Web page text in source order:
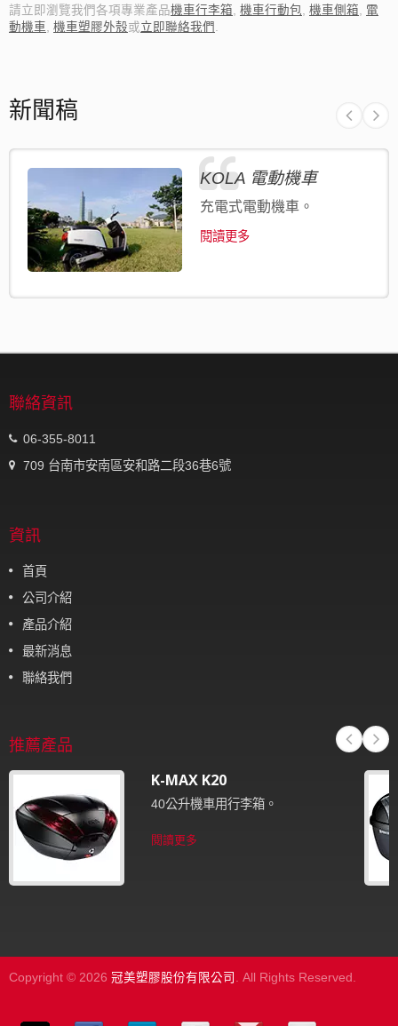
請立即瀏覽我們各項專業產品機車行李箱, 機車行動包, 機車側箱, 電
動機車, 機車塑膠外殼或立即聯絡我們 .
新聞稿
KOLA 電動機車
充電式電動機車。
閱讀更多
聯絡資訊
06-355-8011
709 台南市安南區安和路二段36巷6號
資訊
首頁
公司介紹
產品介紹
最新消息
聯絡我們
推薦產品
K-MAX K20
40公升機車用行李箱。
閱讀更多
Copyright © 2026 冠美塑膠股份有限公司 . All Rights Reserved.